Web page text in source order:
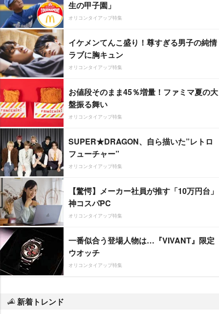
生の甲子園」
オリコンタイアップ特集
イケメンてんこ盛り！尊すぎる男子の純情
ラブに胸キュン
オリコンタイアップ特集
お値段そのまま45％増量！ファミマ夏の大
盤振る舞い
オリコンタイアップ特集
SUPER★DRAGON、自ら描いた”レトロ
フューチャー”
オリコンタイアップ特集
【驚愕】メーカー社員が推す「10万円台」
神コスパPC
オリコンタイアップ特集
一番似合う登場人物は…『VIVANT』限定
ウオッチ
オリコンタイアップ特集
新着トレンド